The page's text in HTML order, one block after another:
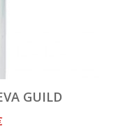
GUILD